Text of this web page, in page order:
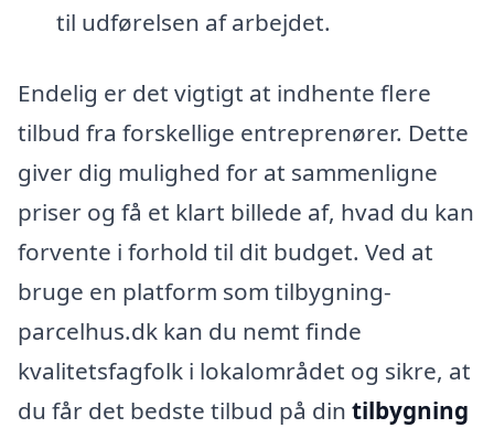
til udførelsen af arbejdet.
Endelig er det vigtigt at indhente flere
tilbud fra forskellige entreprenører. Dette
giver dig mulighed for at sammenligne
priser og få et klart billede af, hvad du kan
forvente i forhold til dit budget. Ved at
bruge en platform som tilbygning-
parcelhus.dk kan du nemt finde
kvalitetsfagfolk i lokalområdet og sikre, at
du får det bedste tilbud på din tilbygning